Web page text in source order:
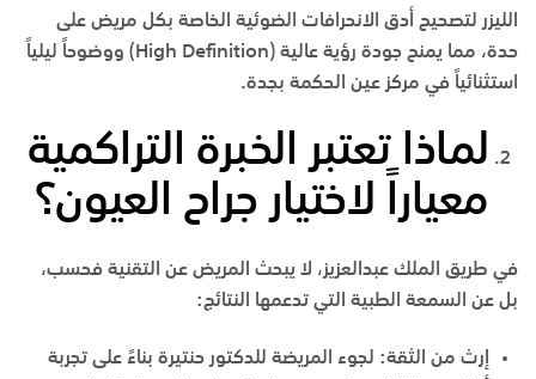
الليزر لتصحيح أدق الانحرافات الضوئية الخاصة بكل مريض على
حدة، مما يمنح جودة رؤية عالية (High Definition) ووضوحاً ليلياً
استثنائياً في مركز عين الحكمة بجدة.
لماذا تعتبر الخبرة التراكمية
معياراً لاختيار جراح العيون؟
في طريق الملك عبدالعزيز، لا يبحث المريض عن التقنية فحسب،
بل عن السمعة الطبية التي تدعمها النتائج:
إرث من الثقة: لجوء المريضة للدكتور حنتيرة بناءً على تجربة